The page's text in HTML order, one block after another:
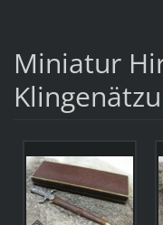
Miniatur